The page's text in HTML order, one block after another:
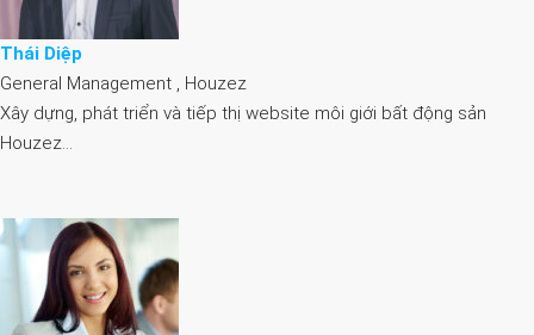
Thái Diệp
General Management , Houzez
Xây dựng, phát triển và tiếp thị website môi giới bất động sản
Houzez…